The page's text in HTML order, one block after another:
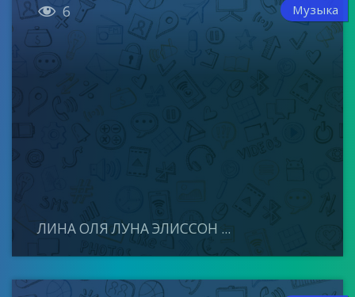
 6 Музыка
ЛИНА ОЛЯ ЛУНА ЭЛИССОН ...